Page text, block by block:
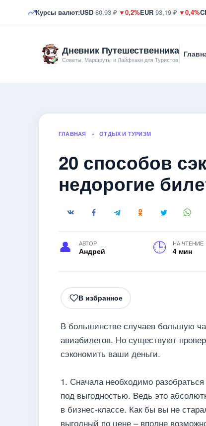
Курсы валют:USD 80,93 ₽ ▼0,2%EUR 93,19 ₽ ▼0,4%
Дневник Путешественника
Советы, Маршруты и Лайфхаки для Туристов
ГЛАВНАЯ » ОТДЫХ И ТУРИЗМ
20 способов
недорогие
АВТОР
Андрей
НА ЧТЕНИЕ
4 мин
В избранное
В большинстве случаев большую
авиабилетов. Но существуют
сэкономить ваши деньги.
1. Сначала необходимо
под выгодностью. Ведь это
в бизнес-классе. Как бы вы не
выгодный по цене – вполне